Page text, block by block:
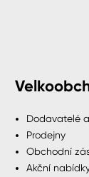
Dodavatelé
Prodejny
Obchodní
Akční